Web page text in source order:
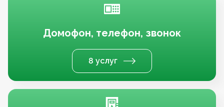
Домофон, телефон, звонок
8 услуг